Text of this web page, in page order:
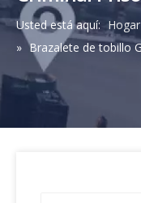
Usted está aquí: Hogar
» Brazalete de tobillo